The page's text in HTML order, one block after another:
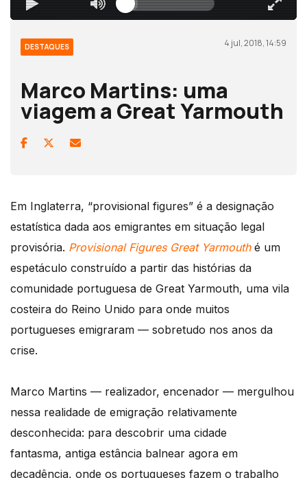
DESTAQUES 4 jul, 2018, 14:59
Marco Martins: uma
viagem a Great Yarmouth
Em Inglaterra, “provisional figures” é a designação
estatística dada aos emigrantes em situação legal
provisória. Provisional Figures Great Yarmouthé um
espetáculo construído a partir das histórias da
comunidade portuguesa de Great Yarmouth, uma vila
costeira do Reino Unido para onde muitos
portugueses emigraram — sobretudo nos anos da
crise.
Marco Martins — realizador, encenador — mergulhou
nessa realidade de emigração relativamente
desconhecida: para descobrir uma cidade
fantasma, antiga estância balnear agora em
decadência, onde os portugueses fazem o trabalho